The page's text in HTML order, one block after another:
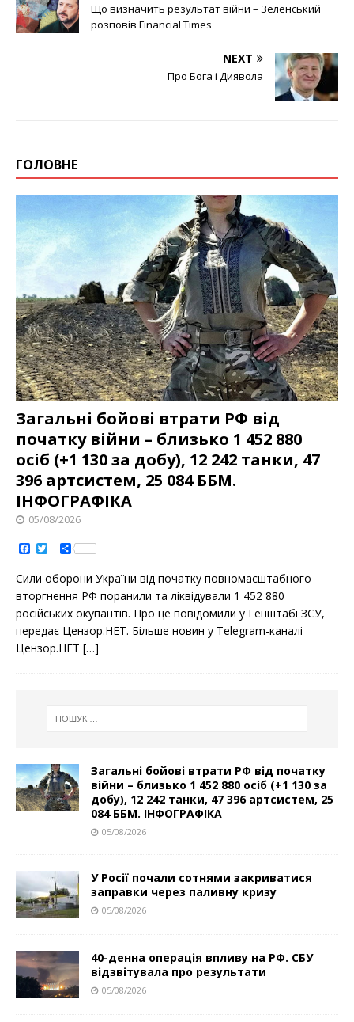
Що визначить результат війни – Зеленський
розповів Financial Times
NEXT
Про Бога і Диявола
ГОЛОВНЕ
Загальні бойові втрати РФ від
початку війни – близько 1 452 880
осіб (+1 130 за добу), 12 242 танки, 47
396 артсистем, 25 084 ББМ.
ІНФОГРАФІКА
05/08/2026
a
e
b
o
o
k
t
t
e
r
S
h
r
e
Сили оборони України від початку повномасштабного
вторгнення РФ поранили та ліквідували 1 452 880
російських окупантів. Про це повідомили у Генштабі ЗСУ,
передає Цензор.НЕТ. Більше новин у Telegram-каналі
Цензор.НЕТ […]
Загальні бойові втрати РФ від початку
війни – близько 1 452 880 осіб (+1 130 за
добу), 12 242 танки, 47 396 артсистем, 25
084 ББМ. ІНФОГРАФІКА
05/08/2026
У Росії почали сотнями закриватися
заправки через паливну кризу
05/08/2026
40-денна операція впливу на РФ. СБУ
відзвітувала про результати
05/08/2026